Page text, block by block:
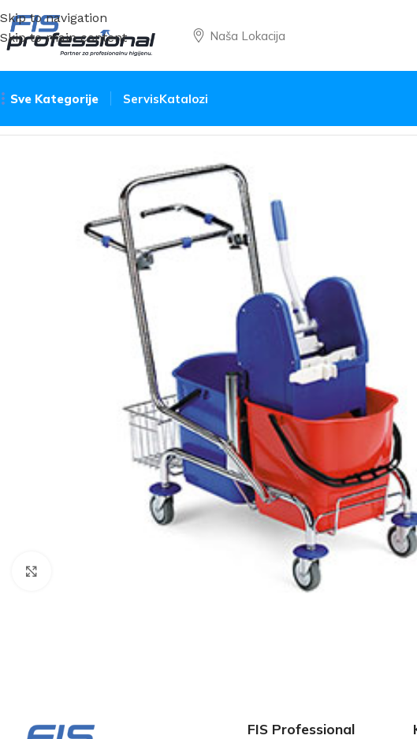
Skip to navigation
Skip to main content
Naša Lokacija
Sve Kategorije ServisKatalozi
FIS Professional